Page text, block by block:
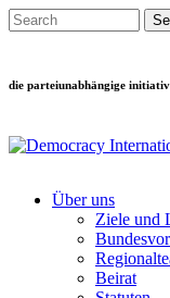
Direkt zum Inhalt
Search this site
die parteiunabhängige
Main menu
Über uns
Ziele und
Beirat